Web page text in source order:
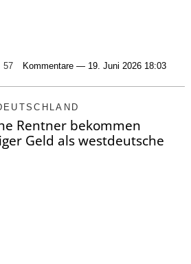
57 Kommentare — 19. Juni 2026 18:03
Rentner bekommen
Geld als westdeutsche